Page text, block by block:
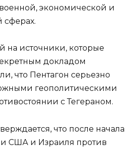
экономической и
сферах.
на источники, которые
докладом
что Пентагон серьезно
геополитическими
с Тегераном.
что после начала
США и Израиля против